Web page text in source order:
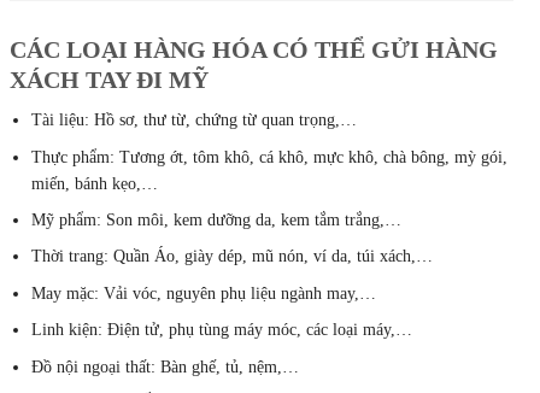
CÁC LOẠI HÀNG HÓA CÓ THỂ GỬI HÀNG
XÁCH TAY ĐI MỸ
Tài liệu: Hồ sơ, thư từ, chứng từ quan trọng,…
Thực phẩm: Tương ớt, tôm khô, cá khô, mực khô, chà bông, mỳ gói,
miến, bánh kẹo,…
Mỹ phẩm: Son môi, kem dưỡng da, kem tắm trắng,…
Thời trang: Quần Áo, giày dép, mũ nón, ví da, túi xách,…
May mặc: Vải vóc, nguyên phụ liệu ngành may,…
Linh kiện: Điện tử, phụ tùng máy móc, các loại máy,…
Đồ nội ngoại thất: Bàn ghế, tủ, nệm,…